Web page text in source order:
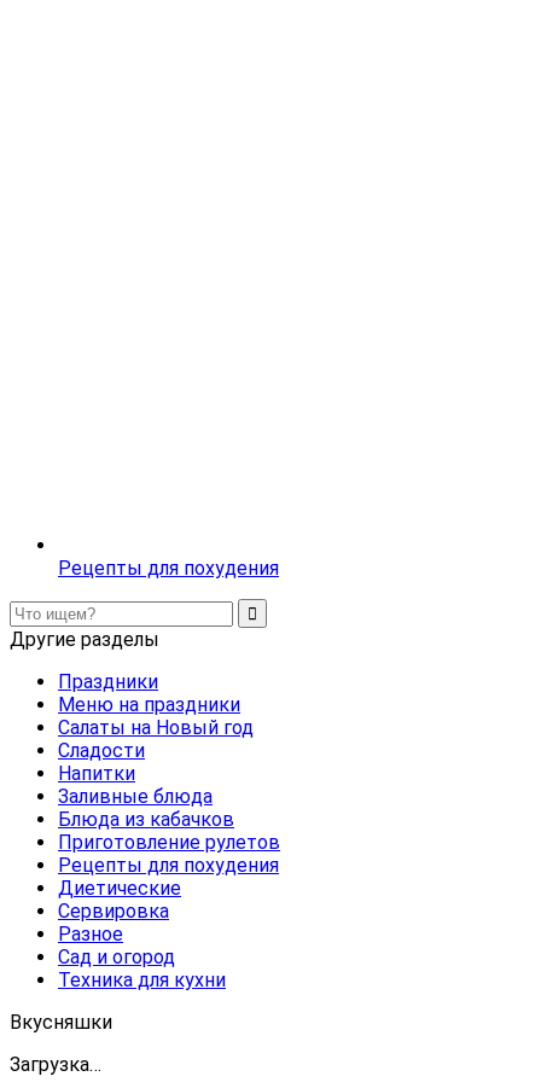
Рецепты для похудения
Другие разделы
Праздники
Меню на праздники
Салаты на Новый год
Сладости
Напитки
Заливные блюда
Блюда из кабачков
Приготовление рулетов
Рецепты для похудения
Диетические
Сервировка
Разное
Сад и огород
Техника для кухни
Вкусняшки
Загрузка…